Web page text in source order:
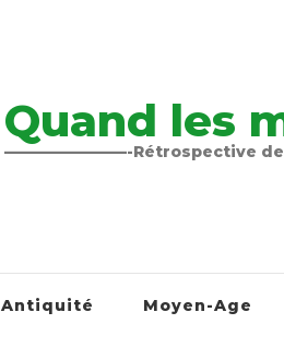
Quand les
————————-Rétrospective de
Antiquité Moyen-Age